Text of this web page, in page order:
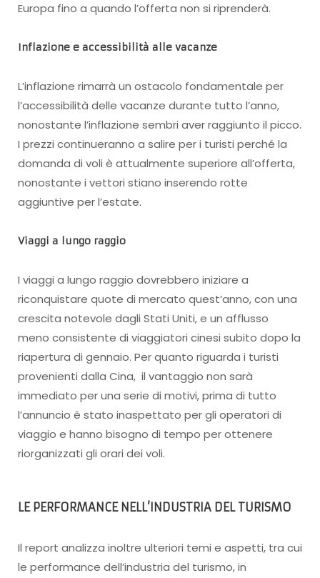
Europa fino a quando l’offerta non si riprenderà.
Inflazione e accessibilità alle vacanze
L’inflazione rimarrà un ostacolo fondamentale per
l’accessibilità delle vacanze durante tutto l’anno,
nonostante l’inflazione sembri aver raggiunto il picco.
I prezzi continueranno a salire per i turisti perché la
domanda di voli è attualmente superiore all’offerta,
nonostante i vettori stiano inserendo rotte
aggiuntive per l’estate.
Viaggi a lungo raggio
I viaggi a lungo raggio dovrebbero iniziare a
riconquistare quote di mercato quest’anno, con una
crescita notevole dagli Stati Uniti, e un afflusso
meno consistente di viaggiatori cinesi subito dopo la
riapertura di gennaio. Per quanto riguarda i turisti
provenienti dalla Cina, il vantaggio non sarà
immediato per una serie di motivi, prima di tutto
l’annuncio è stato inaspettato per gli operatori di
viaggio e hanno bisogno di tempo per ottenere
riorganizzati gli orari dei voli.
LE PERFORMANCE NELL’INDUSTRIA DEL TURISMO
Il report analizza inoltre ulteriori temi e aspetti, tra cui
le performance dell’industria del turismo, in